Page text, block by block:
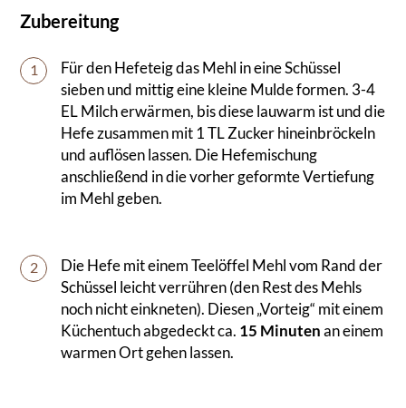
Zubereitung
1
Für den Hefeteig das Mehl in eine Schüssel
sieben und mittig eine kleine Mulde formen. 3-4
EL Milch erwärmen, bis diese lauwarm ist und die
Hefe zusammen mit 1 TL Zucker hineinbröckeln
und auflösen lassen. Die Hefemischung
anschließend in die vorher geformte Vertiefung
im Mehl geben.
2
Die Hefe mit einem Teelöffel Mehl vom Rand der
Schüssel leicht verrühren (den Rest des Mehls
noch nicht einkneten). Diesen „Vorteig“ mit einem
Küchentuch abgedeckt ca. 15 Minutenan einem
warmen Ort gehen lassen.